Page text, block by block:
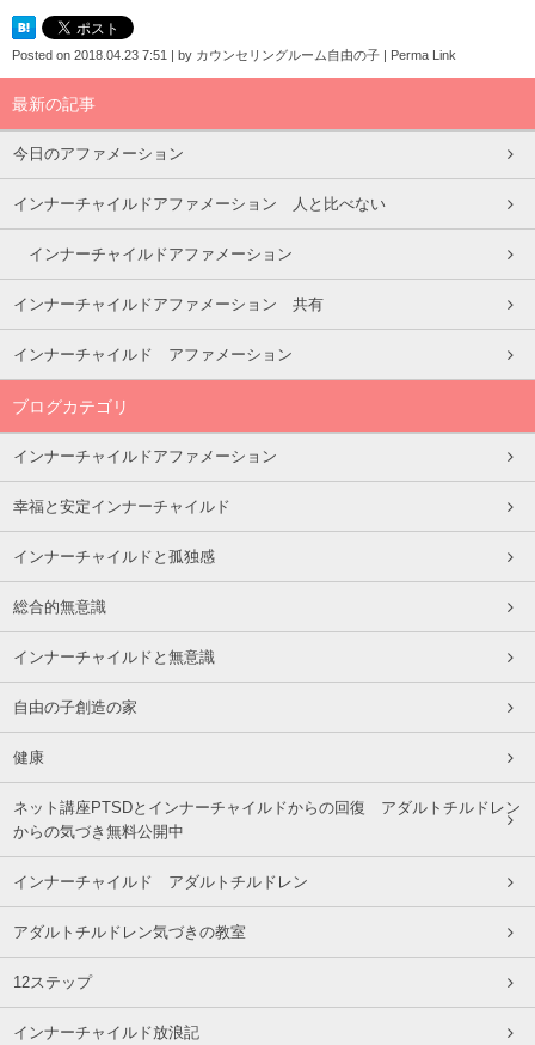
Posted on 2018.04.23 7:51 | by カウンセリングルーム自由の子 | Perma Link
最新の記事
今日のアファメーション
インナーチャイルドアファメーション 人と比べない
インナーチャイルドアファメーション
インナーチャイルドアファメーション 共有
インナーチャイルド アファメーション
ブログカテゴリ
インナーチャイルドアファメーション
幸福と安定インナーチャイルド
インナーチャイルドと孤独感
総合的無意識
インナーチャイルドと無意識
自由の子創造の家
健康
ネット講座PTSDとインナーチャイルドからの回復 アダルトチルドレン
からの気づき無料公開中
インナーチャイルド アダルトチルドレン
アダルトチルドレン気づきの教室
12ステップ
インナーチャイルド放浪記